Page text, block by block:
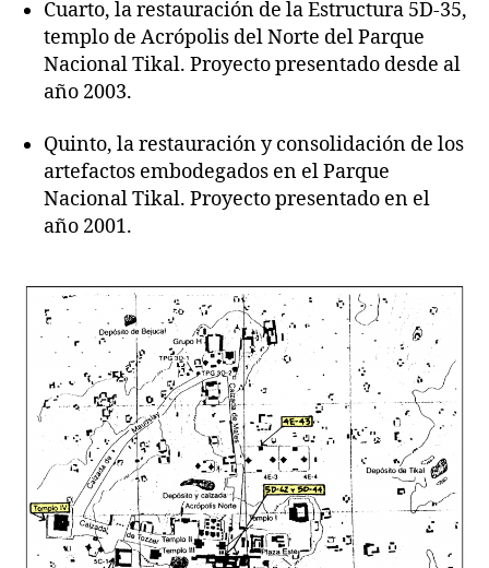
Cuarto, la restauración de la Estructura 5D-35,
templo de Acrópolis del Norte del Parque
Nacional Tikal. Proyecto presentado desde al
año 2003.
Quinto, la restauración y consolidación de los
artefactos embodegados en el Parque
Nacional Tikal. Proyecto presentado en el
año 2001.